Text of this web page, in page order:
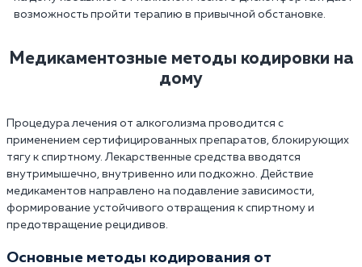
возможность пройти терапию в привычной обстановке.
Медикаментозные методы кодировки на
дому
Процедура лечения от алкоголизма проводится с
применением сертифицированных препаратов, блокирующих
тягу к спиртному. Лекарственные средства вводятся
внутримышечно, внутривенно или подкожно. Действие
медикаментов направлено на подавление зависимости,
формирование устойчивого отвращения к спиртному и
предотвращение рецидивов.
Основные методы кодирования от